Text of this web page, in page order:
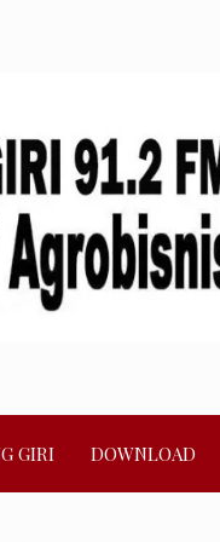
GIRI DOWNLOAD